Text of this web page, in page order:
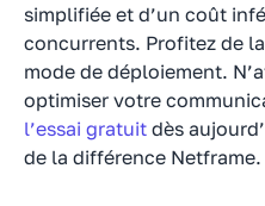
simplifiée et d’un coût
concurrents. Profitez de
mode de déploiement.
optimiser votre
l’essai gratuit dès
de la différence Netframe.